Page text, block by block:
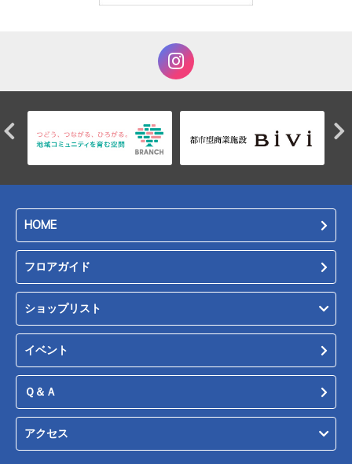
HOME
フロアガイド
ショップリスト
イベント
Ｑ＆Ａ
アクセス